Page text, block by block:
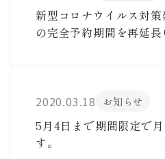
新型コロナウイルス対
の完全予約期間を再延長
2020.03.18 お知らせ
5月4日まで期間限定で
す。